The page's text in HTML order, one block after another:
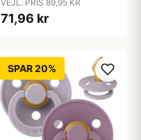
Blush/Woodchuck
VEJL. PRIS 89,95 KR
71,96 kr
SPAR 20%